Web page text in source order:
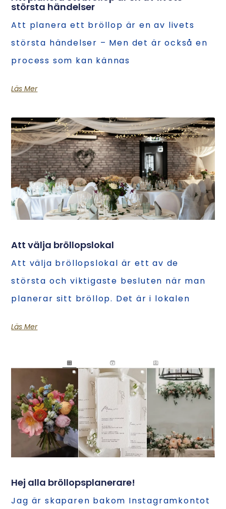
största händelser
Att planera ett bröllop är en av livets
största händelser – Men det är också en
process som kan kännas
Läs Mer
Att välja bröllopslokal
Att välja bröllopslokal är ett av de
största och viktigaste besluten när man
planerar sitt bröllop. Det är i lokalen
Läs Mer
Hej alla bröllopsplanerare!
Jag är skaparen bakom Instagramkontot